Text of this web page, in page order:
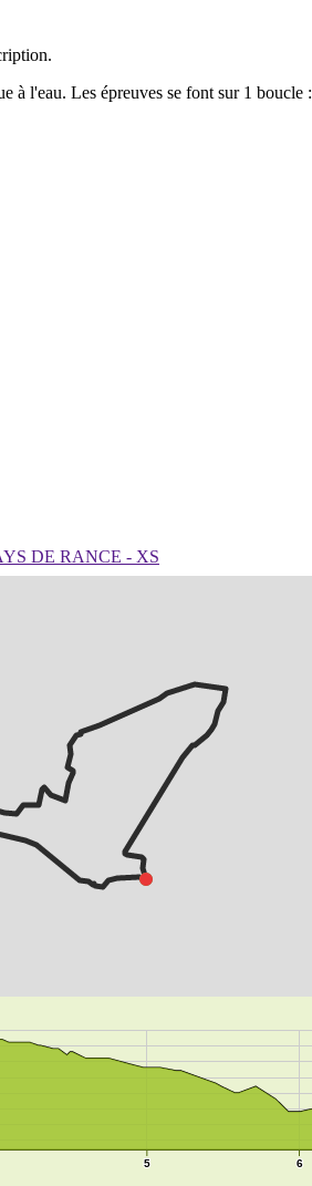
à l'eau. Les épreuves se font sur 1 boucle :
DE RANCE - XS